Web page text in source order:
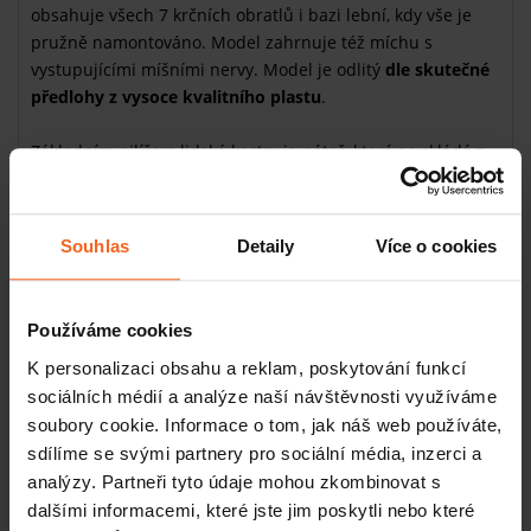
Souhlas Detaily Více o cookies
Používáme cookies
K personalizaci obsahu a reklam, poskytování funkcí
sociálních médií a analýze naší návštěvnosti využíváme
soubory cookie. Informace o tom, jak náš web používáte,
sdílíme se svými partnery pro sociální média, inzerci a
analýzy. Partneři tyto údaje mohou zkombinovat s
dalšími informacemi, které jste jim poskytli nebo které
obsahuje všech 7 krčních obratlů i bazi lební, kdy vše je
pružně namontováno. Model zahrnuje též míchu s
vystupujícími míšními nervy. Model je odlitý dle skutečné
předlohy z vysoce kvalitního plastu.
Základním pilířem lidské kostry je páteř, která se skládá z
obratlů. Tento model demonstruje krční část páteře
ploténkami. Výborně je zde vidět kloubní spojení mezi
prvním krčním obratlem (nosičem) a bazí lební. Model je
umístěn na odnímatelném podstavci.
Související produkty
Pohyblivá páteř s pánví
SKLADEM